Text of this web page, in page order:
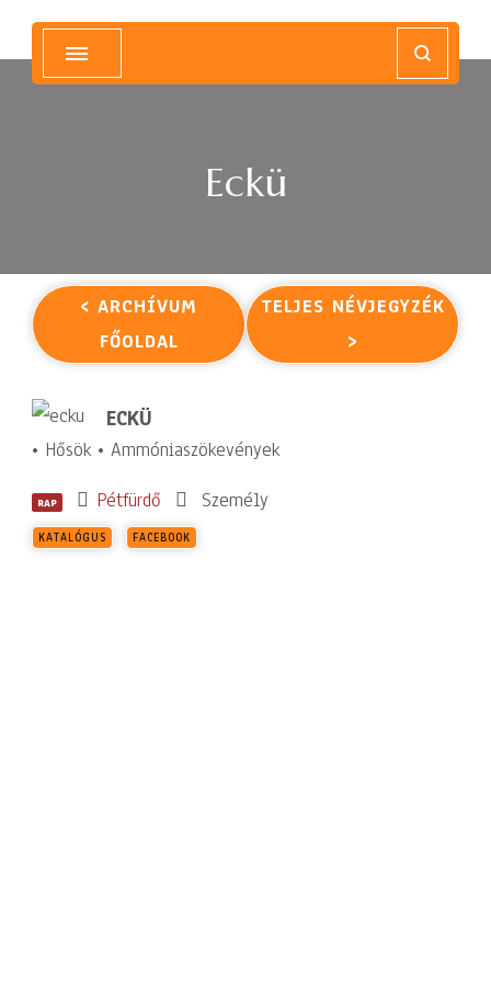
Eckü
< ARCHÍVUM
FŐOLDAL
TELJES NÉVJEGYZÉK
>
ECKÜ
• Hősök • Ammóniaszökevények
RAP Pétfürdő Személy
KATALÓGUS FACEBOOK